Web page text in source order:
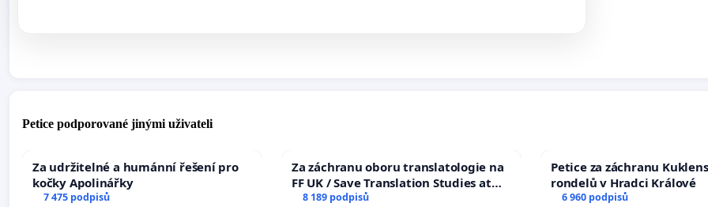
Petice podporované jinými uživateli
Za udržitelné a humánní řešení pro
kočky Apolinářky
7 475 podpisů
Za záchranu oboru translatologie na
FF UK / Save Translation Studies at
the Faculty of Arts, Charles
8 189 podpisů
Petice za záchranu
rondelů v Hradci Králové
6 960 podpisů